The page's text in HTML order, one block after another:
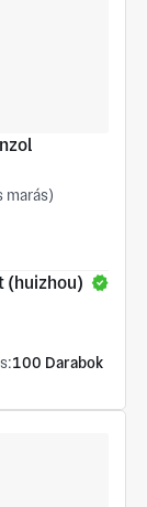
marás)
(huizhou)
100 Darabok